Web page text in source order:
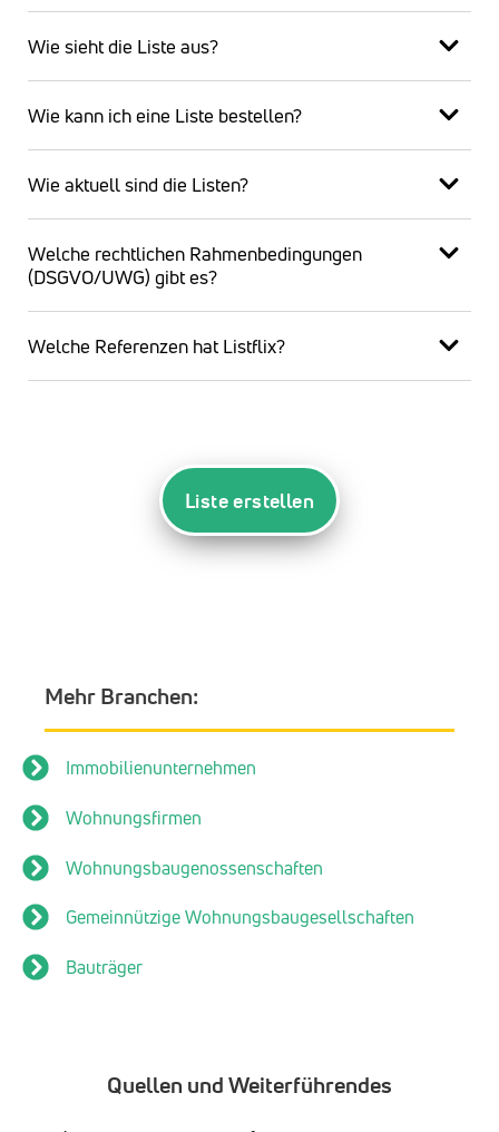
Wie sieht die Liste aus?
Wie kann ich eine Liste bestellen?
Wie aktuell sind die Listen?
Welche rechtlichen Rahmenbedingungen
(DSGVO/UWG) gibt es?
Welche Referenzen hat Listflix?
Liste erstellen
Mehr Branchen:
Immobilienunternehmen
Wohnungsfirmen
Wohnungsbaugenossenschaften
Gemeinnützige Wohnungsbaugesellschaften
Bauträger
Quellen und Weiterführendes